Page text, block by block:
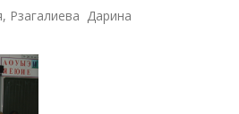
Рзагалиева Дарина